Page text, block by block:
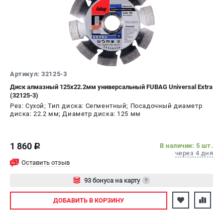
Артикул: 32125-3
Диск алмазный 125х22.2мм универсальный FUBAG Universal Extra
(32125-3)
Рез: Сухой; Тип диска: Сегментный; Посадочный диаметр
диска: 22.2 мм; Диаметр диска: 125 мм
1 860 c
В наличии: 5 шт.
через 4 дня
Оставить отзыв
93 бонуса на карту ?
Авторизуйтесь
ДОБАВИТЬ В КОРЗИНУ